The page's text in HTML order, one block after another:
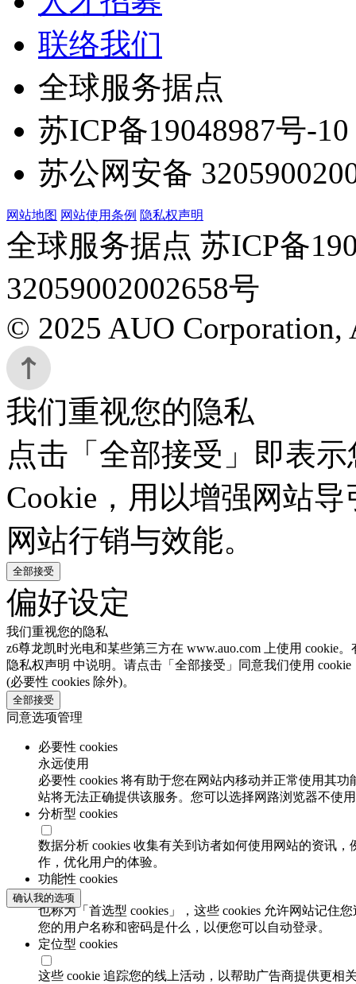
联络我们
全球服务据点
苏ICP备19048987号-10
苏公网安备
网站地图 网站使用条例 隐私权声明
全球服务据点 苏ICP备
32059002002658号
© 2025 AUO Corporation,
我们重视您的隐私
点击「全部接受」即表
Cookie，用以增强网站
网站行销与效能。
全部接受
偏好设定
我们重视您的隐私
z6尊龙凯时光电和某些第三方在 www.auo.com 上使用 cookie
隐私权声明 中说明。请点击「全部接受」同意我们使用
(必要性 cookies 除外)。
全部接受
同意选项管理
必要性 cookies
永远使用
必要性 cookies 将有助于您在网站内移动并正常使用其
站将无法正确提供该服务。您可以选择网路浏览器不使
分析型 cookies
数据分析 cookies 收集有关到访者如何使用网站的资讯
作，优化用户的体验。
功能性 cookies
也称为「首选型 cookies」，这些 cookies 允许网站记
您的用户名称和密码是什么，以便您可以自动登录。
定位型 cookies
这些 cookie 追踪您的线上活动，以帮助广告商提供更相
确认我的选项